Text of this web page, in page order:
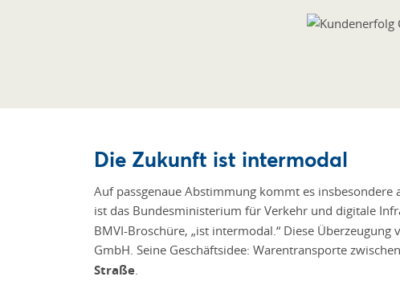
Die Zukunft ist intermodal
Auf passgenaue Abstimmung kommt es insbesondere
ist das Bundesministerium für Verkehr und digitale
BMVI-Broschüre, „ist intermodal.“ Diese
GmbH. Seine Geschäftsidee: Warentransporte
Straße.